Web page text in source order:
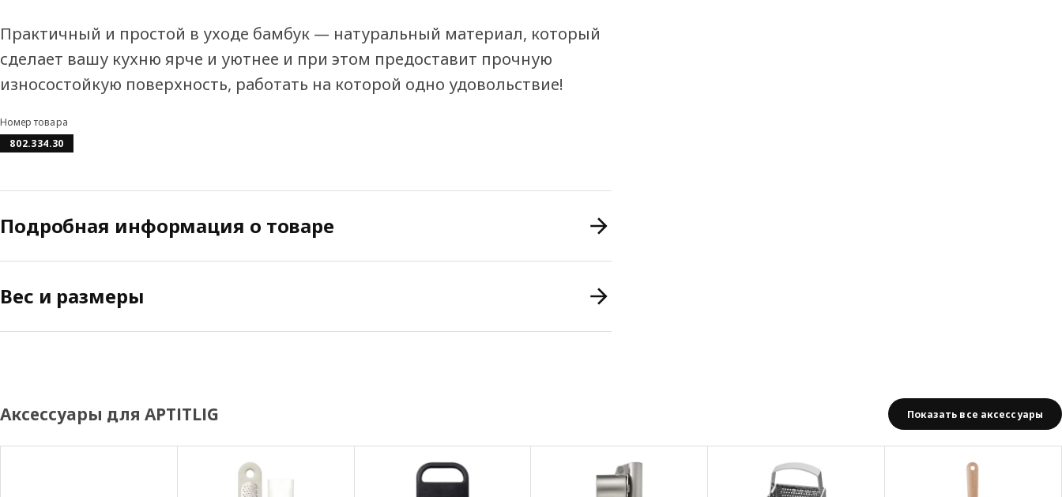
Практичный и простой в уходе бамбук — натуральный материал, который
сделает вашу кухню ярче и уютнее и при этом предоставит прочную
износостойкую поверхность, работать на которой одно удовольствие!
Номер товара
802.334.30
Подробная информация о товаре
Вес и размеры
Аксессуары для APTITLIG Показать все аксессуары